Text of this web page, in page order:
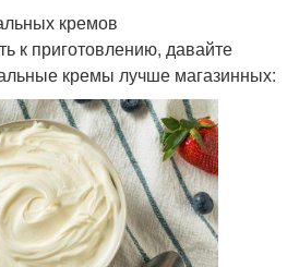
кремов
к приготовлению, давайте
кремы лучше магазинных: